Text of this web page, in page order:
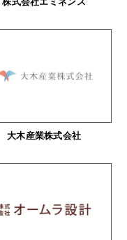
株式会社エミネンス
大木産業株式会社